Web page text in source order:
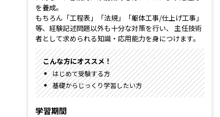
を養成。
もちろん「工程表」「法規」「躯体工事/仕上げ工事」
等、経験記述問題以外も十分な対策を行い、 主任技術
者として求められる知識・応用能力を身につけます。
こんな方にオススメ！
はじめて受験する方
基礎からじっくり学習したい方
学習期間